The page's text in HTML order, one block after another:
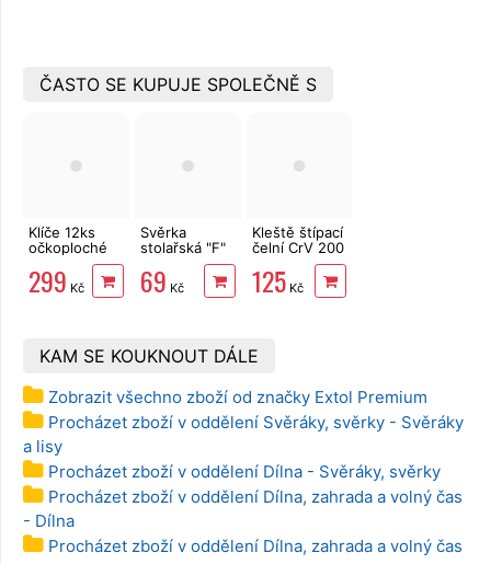
ČASTO SE KUPUJE SPOLEČNĚ S
Klíče 12ks
očkoploché
CrV 6-22mm
EXTOL
Premium
299 Kč
Svěrka
stolařská "F"
250x50mm,
ztužidlo
69 Kč
Kleště štípací
čelní CrV 200
mm EXTOL
PREMIUM
125Kč
KAM SE KOUKNOUT DÁLE
Zobrazit všechno zboží od značky Extol Premium
Procházet zboží v oddělení Svěráky, svěrky - Svěráky
a lisy
Procházet zboží v oddělení Dílna - Svěráky, svěrky
Procházet zboží v oddělení Dílna, zahrada a volný čas
- Dílna
Procházet zboží v oddělení Dílna, zahrada a volný čas